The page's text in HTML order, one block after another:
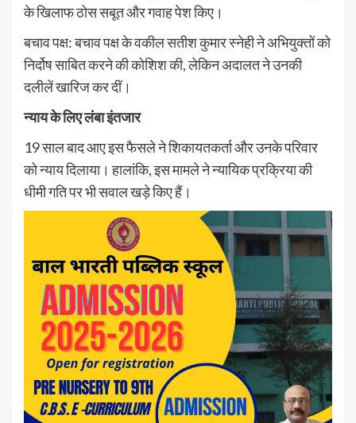
के खिलाफ ठोस सबूत और गवाह पेश किए।
बचाव पक्ष: बचाव पक्ष के वकील सतीश कुमार स्नेही ने अभियुक्तों को
निर्दोष साबित करने की कोशिश की, लेकिन अदालत ने उनकी
दलीलें खारिज कर दीं।
न्याय के लिए लंबा इंतजार
19 साल बाद आए इस फैसले ने शिकायतकर्ता और उनके परिवार
को न्याय दिलाया। हालांकि, इस मामले ने न्यायिक प्रक्रिया की
धीमी गति पर भी सवाल खड़े किए हैं।